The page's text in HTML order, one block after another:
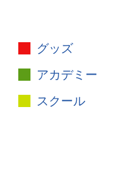
グッズ
アカデミー
スクール